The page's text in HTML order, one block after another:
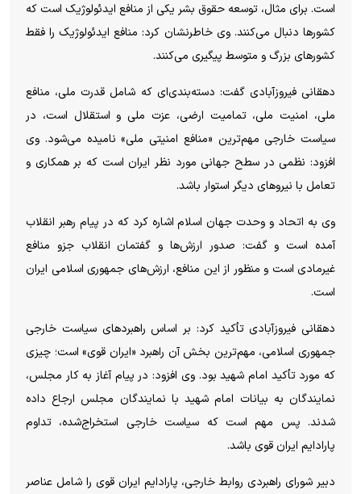
است. برای مثال، توسعه حقوق بشر یکی از منافع ایدئولوژیک است که
کشورها دنبال می‌کنند. وی خاطرنشان کرد: منافع ایدئولوژیک را فقط
کشورهای بزرگ و متوسط پیگیری می‌کنند.
دهقانی فیروزآبادی گفت: دسته‌بندی‌ای که شامل قدرت ملی، منافع
ملی، امنیت ملی، تمامیت ارضی، عزت ملی و استقلال است، در
سیاست خارجی مهم‌ترین «منافع امنیتی ملی» نامیده می‌شود. وی
افزود: نظمی در سطح جهانی مورد نظر ایران است که بر همکاری و
تعامل با نیروهای دیگر استوار باشد.
وی به اتحاد و وحدت جهان اسلام اشاره کرد که در پیام رهبر انقلاب
آمده است و گفت: صدور ارزش‌ها و گفتمان انقلاب جزو منافع
غیرمادی است و منظور از این منافع، ارزش‌های جمهوری اسلامی ایران
است.
دهقانی فیروزآبادی تأکید کرد: بر اساس راهبردهای سیاست خارجی
جمهوری اسلامی، مهم‌ترین بخش آن راهبرد «ایران قوی» است؛ چیزی
که مورد تأکید امام شهید بود. وی افزود: در پیام آغاز به کار مجلس،
نمایندگان به بیانات امام شهید با نمایندگان مجلس ارجاع داده
شدند. پس مهم است که سیاست خارجی استخراج‌شده، تداوم
پارادایم ایران قوی باشد.
دبیر شورای راهبردی روابط خارجی، پارادایم ایران قوی را شامل عناصر